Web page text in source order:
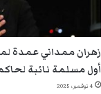
زهران ممداني عمدة
أول مسلمة نائبة
4 نوفمبر، 2025